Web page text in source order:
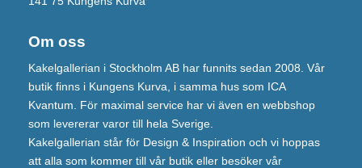
Om oss
Kakelgallerian i Stockholm AB har funnits sedan 2008. Vår
butik finns i Kungens Kurva, i samma hus som ICA
Kvantum. För maximal service har vi även en webbshop
som levererar varor till hela Sverige.
Kakelgallerian står för Design & Inspiration och vi hoppas
att alla som kommer till vår butik eller besöker vår